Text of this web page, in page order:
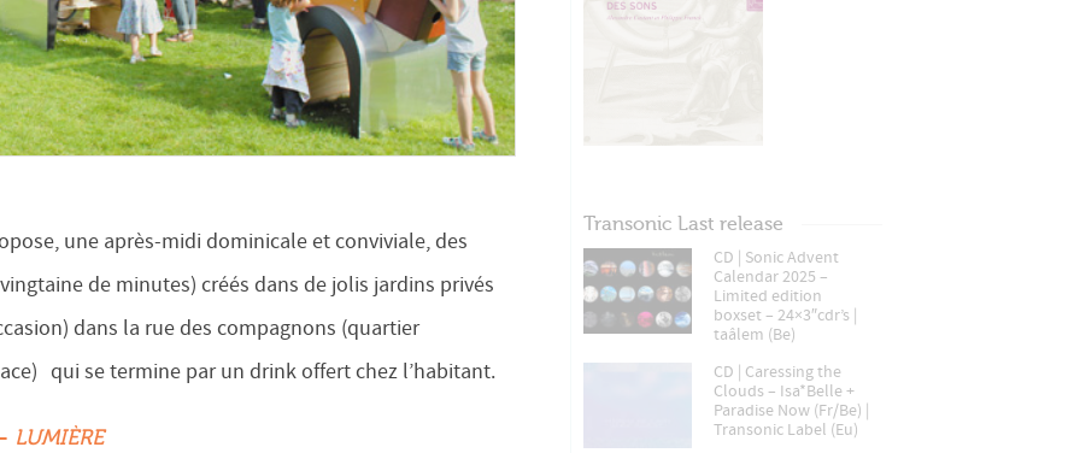
une après-midi dominicale et conviviale, des
de minutes) créés dans de jolis jardins privés
dans la rue des compagnons (quartier
qui se termine par un drink offert chez l’habitant.
LUMIÈRE
Transonic Last release
CD | Sonic Advent
Calendar 2025 –
Limited edition
boxset – 24×3″cdr’s |
taâlem (Be)
CD | Caressing the
Clouds – Isa*Belle +
Paradise Now (Fr/Be) |
Transonic Label (Eu)